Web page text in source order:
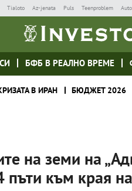
Tialoto Az-jenata Puls Teenproblem
БФБ В РЕАЛНО ВРЕМЕ
В ИРАН БЮДЖЕТ 2026
на земи на
пъти към края